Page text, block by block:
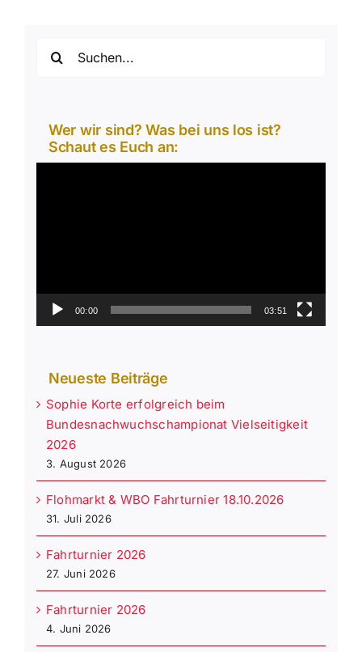
nach:
Wer wir sind? Was bei uns los ist?
Schaut es Euch an:
00:00 03:51
Neueste Beiträge
Sophie Korte erfolgreich beim
Bundesnachwuchschampionat Vielseitigkeit
2026
3. August 2026
Flohmarkt & WBO Fahrturnier 18.10.2026
31. Juli 2026
Fahrturnier 2026
27. Juni 2026
Fahrturnier 2026
4. Juni 2026